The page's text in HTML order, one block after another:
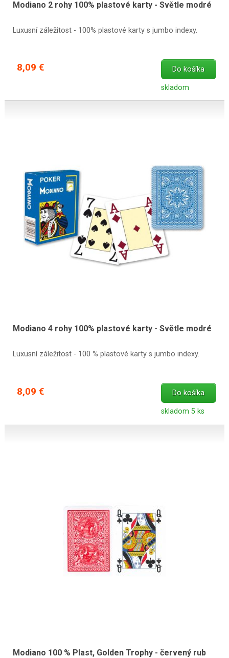
Modiano 2 rohy 100% plastové karty - Světle modré
Luxusní záležitost - 100% plastové karty s jumbo indexy.
8,09 € Do košíka
skladom
Modiano 4 rohy 100% plastové karty - Světle modré
Luxusní záležitost - 100 % plastové karty s jumbo indexy.
8,09 € Do košíka
skladom 5 ks
Modiano 100 % Plast, Golden Trophy - červený rub